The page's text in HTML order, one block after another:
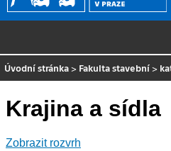
Úvodní stránka > Fakulta stavební >
Krajina a sídla
Zobrazit rozvrh